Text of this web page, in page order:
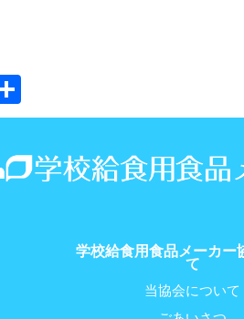
有
学校給食用食品メーカー
て
当協会について